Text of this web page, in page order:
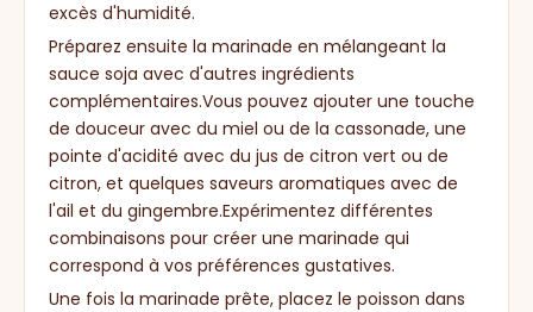
excès d'humidité.
Préparez ensuite la marinade en mélangeant la
sauce soja avec d'autres ingrédients
complémentaires.Vous pouvez ajouter une touche
de douceur avec du miel ou de la cassonade, une
pointe d'acidité avec du jus de citron vert ou de
citron, et quelques saveurs aromatiques avec de
l'ail et du gingembre.Expérimentez différentes
combinaisons pour créer une marinade qui
correspond à vos préférences gustatives.
Une fois la marinade prête, placez le poisson dans